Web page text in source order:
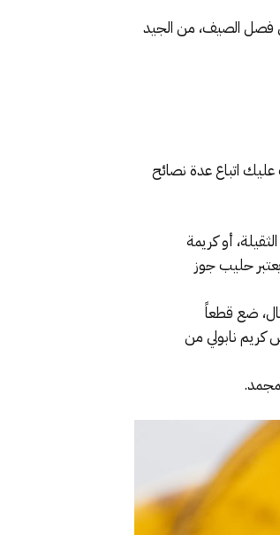
فصل الصيف، من الجيد
اتباع عدة نصائح
أو كريمة
حليب جوز
ضع قطعاً
كريم نابولي من